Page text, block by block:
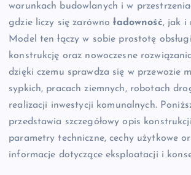
warunkach budowlanych i w
gdzie liczy się zarównoładowność, jak i
Model ten łączy w sobie prostotę
konstrukcję oraz nowoczesne
dzięki czemu sprawdza się w przewozie
sypkich, pracach ziemnych, robotach
realizacji inwestycji komunalnych.
przedstawia szczegółowy opis
parametry techniczne, cechy użytkowe
informacje dotyczące eksploatacji i